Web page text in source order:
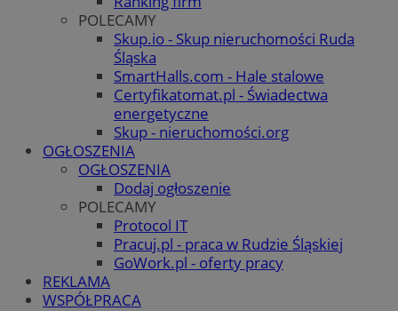
POLECAMY
Skup.io - Skup nieruchomości Ruda
Śląska
SmartHalls.com - Hale stalowe
Certyfikatomat.pl - Świadectwa
energetyczne
Skup - nieruchomości.org
OGŁOSZENIA
OGŁOSZENIA
Dodaj ogłoszenie
POLECAMY
Protocol IT
Pracuj.pl - praca w Rudzie Śląskiej
GoWork.pl - oferty pracy
REKLAMA
WSPÓŁPRACA